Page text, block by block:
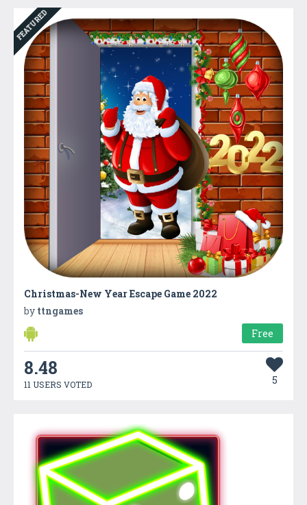
FEATURED
Christmas-New Year Escape Game 2022
by ttngames
Free
8.48
11 USERS VOTED 5